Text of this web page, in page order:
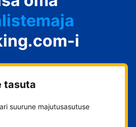
i
tasuta
suurune majutusasutuse